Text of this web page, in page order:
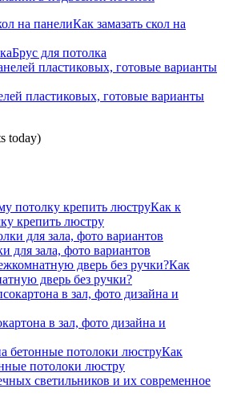
Как замазать скол на
Брус для потолка
пластиковых, готовые варианты
today)
Как к
крепить люстру
для зала, фото вариантов
Как
дверь без ручки?
в зал, фото дизайна и
Как
потолоки люстру